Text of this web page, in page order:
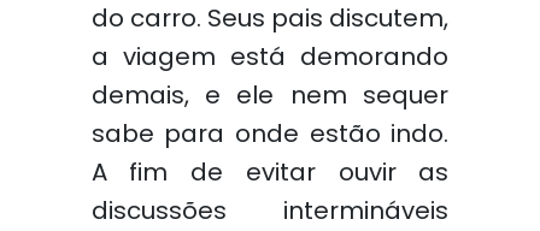
do carro. Seus pais discutem,
a viagem está demorando
demais, e ele nem sequer
sabe para onde estão indo.
A fim de evitar ouvir as
discussões intermináveis